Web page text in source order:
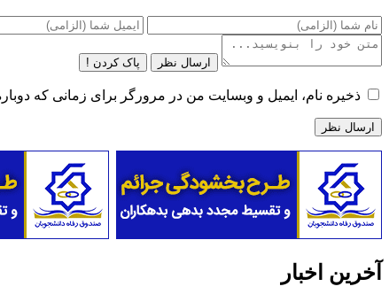
ارسال نظر پاک کردن !
ذخیره نام، ایمیل و وبسایت من در مرورگر برای زمانی که
آخرین اخبار